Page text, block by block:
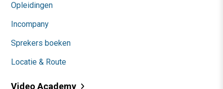
Opleidingen
Incompany
Sprekers boeken
Locatie & Route
Video Academy